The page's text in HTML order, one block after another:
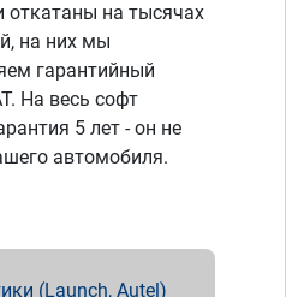
откатаны на тысячах
на них мы
гарантийный
На весь софт
5 лет - он не
автомобиля.
(Launch, Autel)